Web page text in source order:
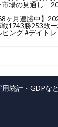
市場の見通し
ヶ月連勝中】
1743勝253敗
ング #デイトレ
用統計・GDPな